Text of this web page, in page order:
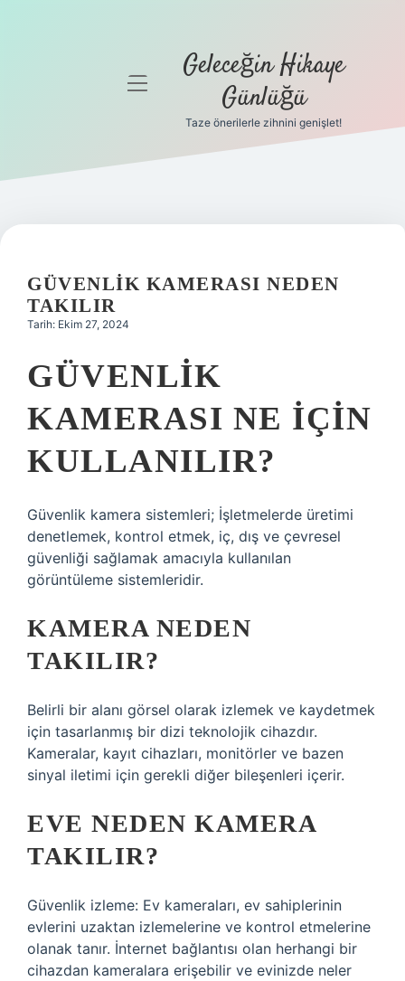
Gizlilik
Hakkımızda
menüyü Geleceğin Hikaye
Günlüğü
Taze önerilerle zihnini genişlet!
GÜVENLIK KAMERASI NEDEN
TAKILIR
Tarih: Ekim 27, 2024
GÜVENLIK
KAMERASI NE IÇIN
KULLANILIR?
Güvenlik kamera sistemleri; İşletmelerde üretimi
denetlemek, kontrol etmek, iç, dış ve çevresel
güvenliği sağlamak amacıyla kullanılan
görüntüleme sistemleridir.
KAMERA NEDEN
TAKILIR?
Belirli bir alanı görsel olarak izlemek ve kaydetmek
için tasarlanmış bir dizi teknolojik cihazdır.
Kameralar, kayıt cihazları, monitörler ve bazen
sinyal iletimi için gerekli diğer bileşenleri içerir.
EVE NEDEN KAMERA
TAKILIR?
Güvenlik izleme: Ev kameraları, ev sahiplerinin
evlerini uzaktan izlemelerine ve kontrol etmelerine
olanak tanır. İnternet bağlantısı olan herhangi bir
cihazdan kameralara erişebilir ve evinizde neler